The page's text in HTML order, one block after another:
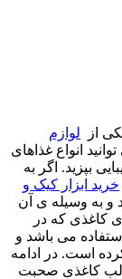
غذاهای
اگر به
کیک و
ی آن
که در
می باشد و
ادامه
صحبت